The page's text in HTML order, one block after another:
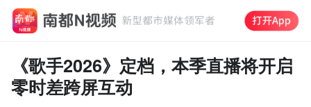
《歌手2026》定档，本季直播将开启
零时差跨屏互动